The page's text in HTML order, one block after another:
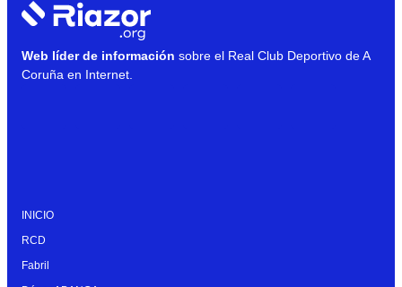
Web líder de información sobre el Real Club Deportivo de A
Coruña en Internet.
INICIO
RCD
Fabril